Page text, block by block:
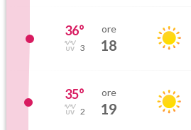
36°
3
ore
18
35°
2
ore
19